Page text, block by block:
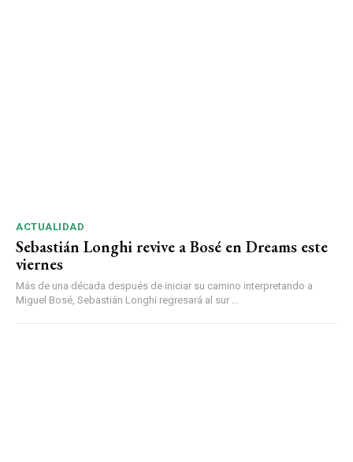
ACTUALIDAD
Sebastián Longhi revive a Bosé en Dreams este
viernes
Más de una década después de iniciar su camino interpretando a
Miguel Bosé, Sebastián Longhi regresará al sur ...